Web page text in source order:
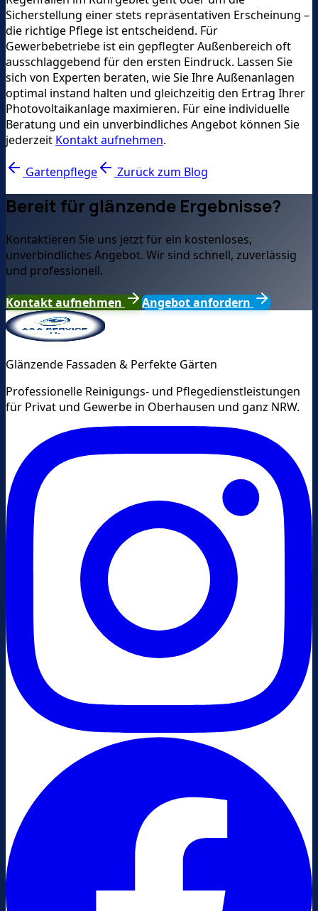
Sicherstellung einer stets repräsentativen Erscheinung –
die richtige Pflege ist entscheidend. Für
Gewerbebetriebe ist ein gepflegter Außenbereich oft
ausschlaggebend für den ersten Eindruck. Lassen Sie
sich von Experten beraten, wie Sie Ihre Außenanlagen
optimal instand halten und gleichzeitig den Ertrag Ihrer
Photovoltaikanlage maximieren. Für eine individuelle
Beratung und ein unverbindliches Angebot können Sie
jederzeit Kontakt aufnehmen.
Gartenpflege Zurück zum Blog
Bereit für glänzende Ergebnisse?
Kontaktieren Sie uns jetzt für ein kostenloses,
unverbindliches Angebot. Wir sind schnell, zuverlässig
und professionell.
Kontakt aufnehmen Angebot anfordern
Glänzende Fassaden & Perfekte Gärten
Professionelle Reinigungs- und Pflegedienstleistungen
für Privat und Gewerbe in Oberhausen und ganz NRW.